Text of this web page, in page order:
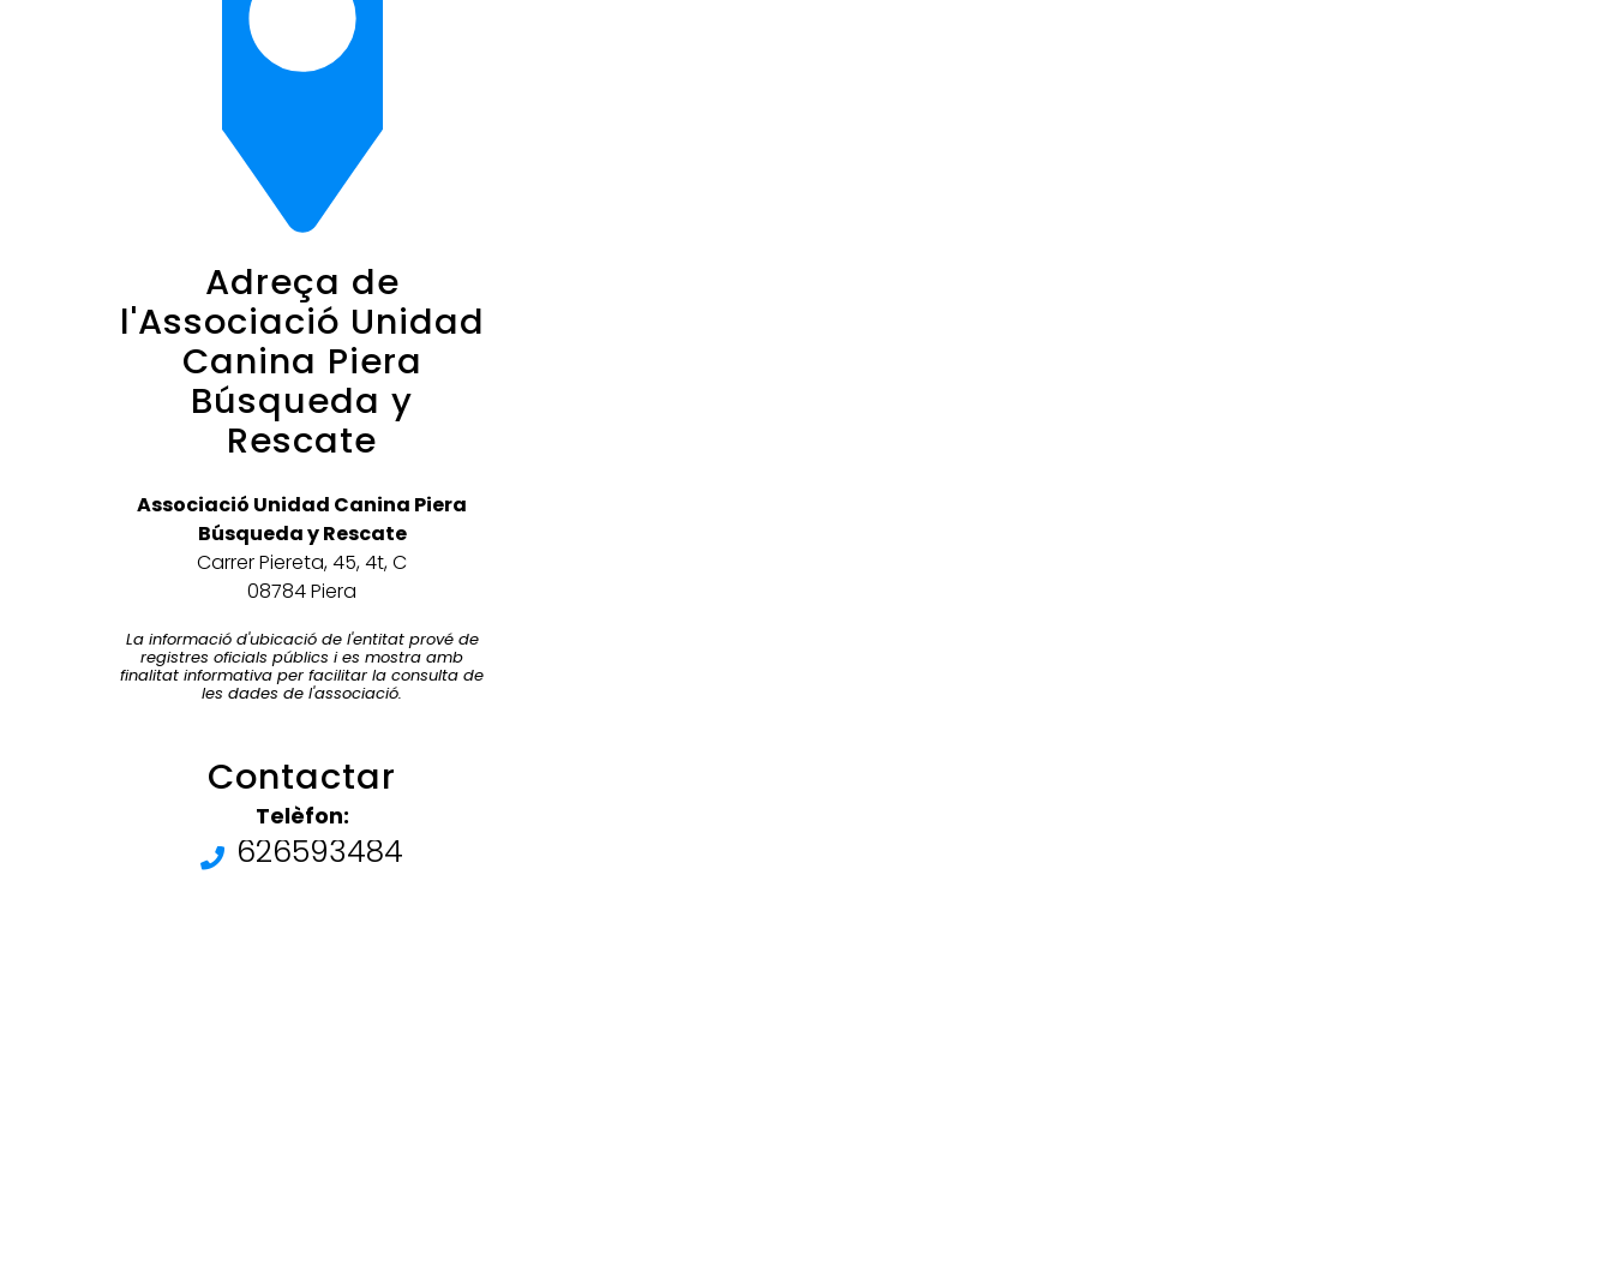
Adreça de
l'Associació Unidad
Canina Piera
Búsqueda y
Rescate
Associació Unidad Canina Piera
Búsqueda y Rescate
Carrer Piereta, 45, 4t, C
08784 Piera
La informació d'ubicació de l'entitat prové de
registres oficials públics i es mostra amb
finalitat informativa per facilitar la consulta de
les dades de l'associació.
Contactar
Telèfon:
626593484